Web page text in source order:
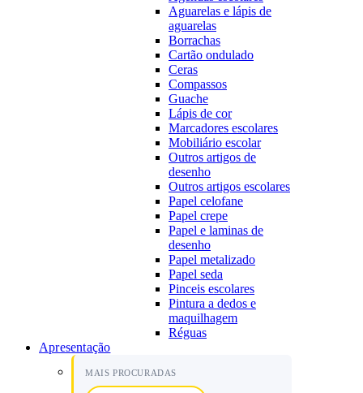
Aguarelas e lápis de
aguarelas
Borrachas
Cartão ondulado
Ceras
Compassos
Guache
Lápis de cor
Marcadores escolares
Mobiliário escolar
Outros artigos de
desenho
Outros artigos escolares
Papel celofane
Papel crepe
Papel e laminas de
desenho
Papel metalizado
Papel seda
Pinceis escolares
Pintura a dedos e
maquilhagem
Réguas
Apresentação
MAIS PROCURADAS